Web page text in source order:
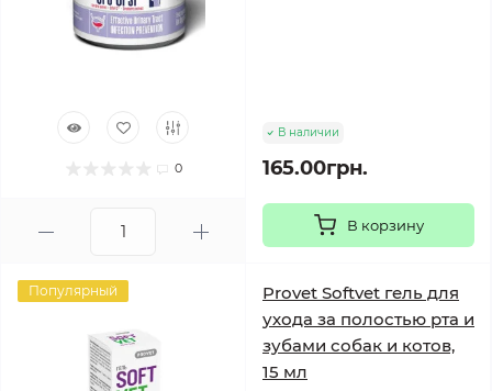
0
В наличии
165.00грн.
В корзину
Популярный
Provet Softvet гель для
ухода за полостью рта и
зубами собак и котов,
15 мл